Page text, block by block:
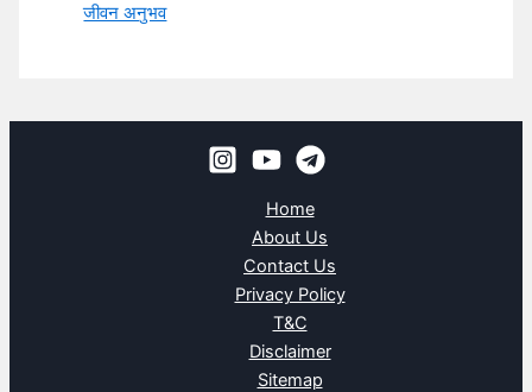
जीवन अनुभव
Home
About Us
Contact Us
Privacy Policy
T&C
Disclaimer
Sitemap